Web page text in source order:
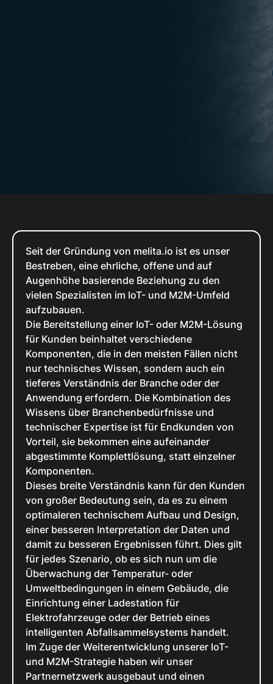
Seit der Gründung von melita.io ist es unser
Bestreben, eine ehrliche, offene und auf
Augenhöhe basierende Beziehung zu den
vielen Spezialisten im IoT- und M2M-Umfeld
aufzubauen.
Die Bereitstellung einer IoT- oder M2M-Lösung
für Kunden beinhaltet verschiedene
Komponenten, die in den meisten Fällen nicht
nur technisches Wissen, sondern auch ein
tieferes Verständnis der Branche oder der
Anwendung erfordern. Die Kombination des
Wissens über Branchenbedürfnisse und
technischer Expertise ist für Endkunden von
Vorteil, sie bekommen eine aufeinander
abgestimmte Komplettlösung, statt einzelner
Komponenten.
Dieses breite Verständnis kann für den Kunden
von großer Bedeutung sein, da es zu einem
optimaleren technischem Aufbau und Design,
einer besseren Interpretation der Daten und
damit zu besseren Ergebnissen führt. Dies gilt
für jedes Szenario, ob es sich nun um die
Überwachung der Temperatur- oder
Umweltbedingungen in einem Gebäude, die
Einrichtung einer Ladestation für
Elektrofahrzeuge oder der Betrieb eines
intelligenten Abfallsammelsystems handelt.
Im Zuge der Weiterentwicklung unserer IoT-
und M2M-Strategie haben wir unser
Partnernetzwerk ausgebaut und einen